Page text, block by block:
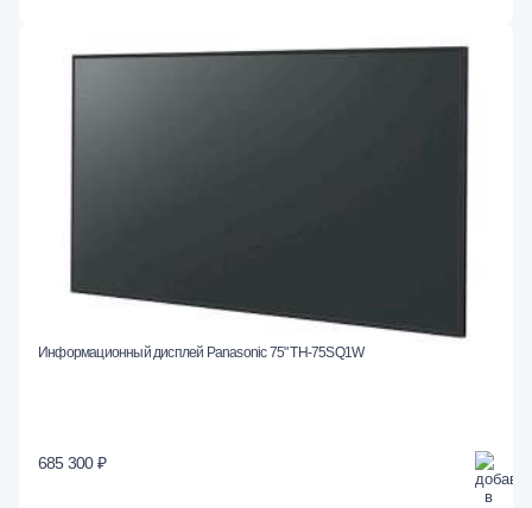
Информационный дисплей Panasonic 75" TH-75SQ1W
685 300 ₽